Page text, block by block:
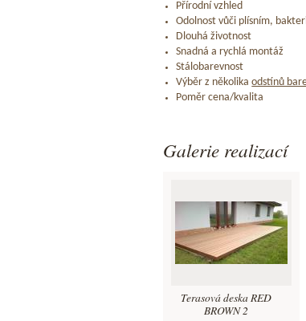
Přírodní vzhled
Odolnost vůči plísním,
Dlouhá životnost
Snadná a rychlá montáž
Stálobarevnost
Výběr z několikaodstínů
Poměr cena/kvalita
Galerie realizací
Terasová deska RED
BROWN 2